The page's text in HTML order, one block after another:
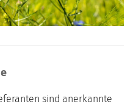
sind anerkannte